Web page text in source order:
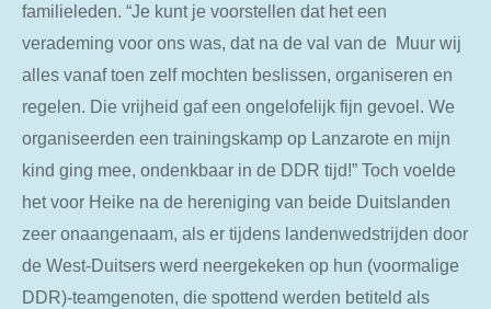
familieleden. “Je kunt je voorstellen dat het een
verademing voor ons was, dat na de val van de Muur wij
alles vanaf toen zelf mochten beslissen, organiseren en
regelen. Die vrijheid gaf een ongelofelijk fijn gevoel. We
organiseerden een trainingskamp op Lanzarote en mijn
kind ging mee, ondenkbaar in de DDR tijd!” Toch voelde
het voor Heike na de hereniging van beide Duitslanden
zeer onaangenaam, als er tijdens landenwedstrijden door
de West-Duitsers werd neergekeken op hun (voormalige
DDR)-teamgenoten, die spottend werden betiteld als